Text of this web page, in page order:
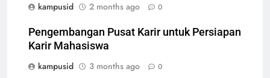
kampusid
2 months ago 0
Pengembangan Pusat Karir untuk Persiapan
Karir Mahasiswa
kampusid
3 months ago 0